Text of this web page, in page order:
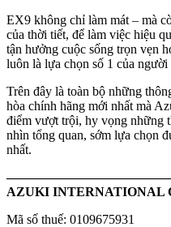
EX9 không chỉ làm mát – mà
của thời tiết, để làm việc hiệu
tận hưởng cuộc sống trọn vẹn
luôn là lựa chọn số 1 của người
Trên đây là toàn bộ những
hòa chính hãng mới nhất mà
điểm vượt trội, hy vọng những
nhìn tổng quan, sớm lựa chọn
nhất.
AZUKI INTERNATIONAL
Mã số thuế: 0109675931